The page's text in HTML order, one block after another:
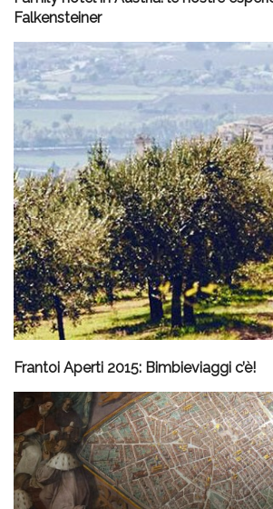
Falkensteiner
Frantoi Aperti 2015: Bimbieviaggi c’è!